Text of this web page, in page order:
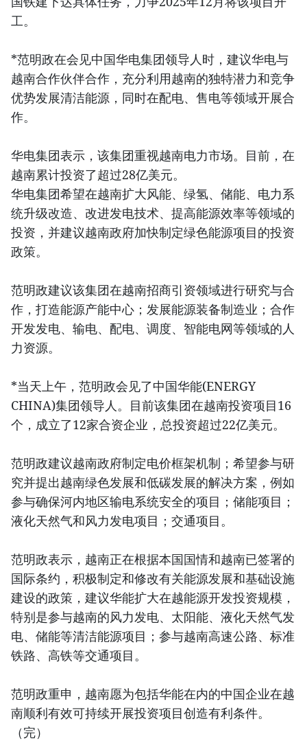
工。
*范明政在会见中国华电集团领导人时，建议华电与
越南合作伙伴合作，充分利用越南的独特潜力和竞争
优势发展清洁能源，同时在配电、售电等领域开展合
作。
华电集团表示，该集团重视越南电力市场。目前，在
越南累计投资了超过28亿美元。
华电集团希望在越南扩大风能、绿氢、储能、电力系
统升级改造、改进发电技术、提高能源效率等领域的
投资，并建议越南政府加快制定绿色能源项目的投资
政策。
范明政建议该集团在越南招商引资领域进行研究与合
作，打造能源产能中心；发展能源装备制造业；合作
开发发电、输电、配电、调度、智能电网等领域的人
力资源。
*当天上午，范明政会见了中国华能(ENERGY
CHINA)集团领导人。目前该集团在越南投资项目16
个，成立了12家合资企业，总投资超过22亿美元。
范明政建议越南政府制定电价框架机制；希望参与研
究并提出越南绿色发展和低碳发展的解决方案，例如
参与确保河内地区输电系统安全的项目；储能项目；
液化天然气和风力发电项目；交通项目。
范明政表示，越南正在根据本国国情和越南已签署的
国际条约，积极制定和修改有关能源发展和基础设施
建设的政策，建议华能扩大在越能源开发投资规模，
特别是参与越南的风力发电、太阳能、液化天然气发
电、储能等清洁能源项目；参与越南高速公路、标准
铁路、高铁等交通项目。
范明政重申，越南愿为包括华能在内的中国企业在越
南顺利有效可持续开展投资项目创造有利条件。
（完）